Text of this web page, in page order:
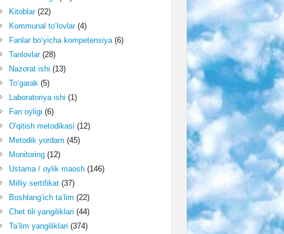
Kitoblar(22)
Kommunal to‘lovlar(4)
Fanlar bo‘yicha kompetensiya(6)
Tanlovlar(28)
Nazorat ishi (13)
To‘garak(5)
Laboratoriya ishi (1)
Fan oyligi (6)
O'qitish metodikasi (12)
Metodik yordam (45)
Monitoring(12)
Ustama / oylik maosh(146)
Milliy sertifikat(37)
Boshlang‘ich ta’lim (22)
Chet tili yangiliklari (44)
Ta’lim yangiliklari (374)